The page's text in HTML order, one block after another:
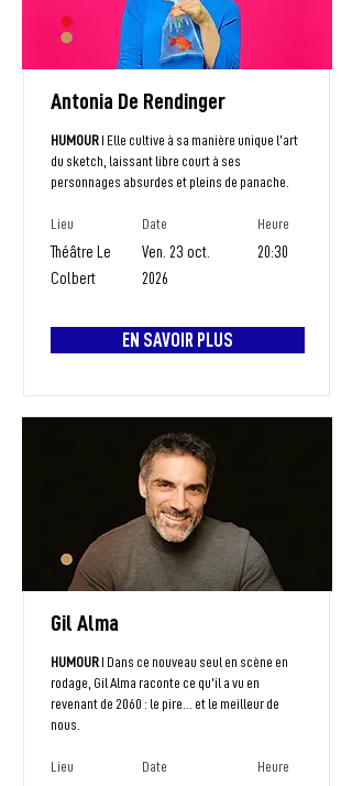
Antonia De Rendinger
HUMOURI Elle cultive à sa manière unique l’art
du sketch, laissant libre court à ses
personnages absurdes et pleins de panache.
Lieu Date
Théâtre Le
Colbert
Ven. 23 oct.
2026
Heure
20:30
EN SAVOIR PLUS
Gil Alma
HUMOURI Dans ce nouveau seul en scène en
rodage, Gil Alma raconte ce qu’il a vu en
revenant de 2060 : le pire… et le meilleur de
nous.
Lieu Date Heure